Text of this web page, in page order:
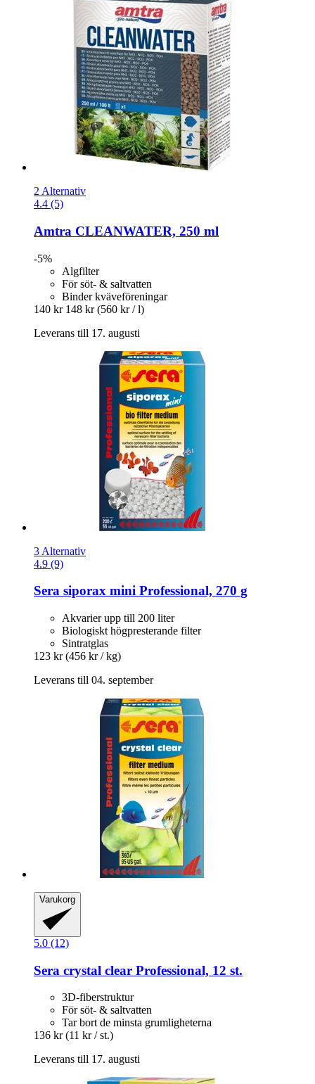
2 Alternativ
4.4 (5)
Amtra CLEANWATER, 250 ml
-5%
Algfilter
För söt- & saltvatten
Binder kväveföreningar
140 kr 148 kr (560 kr / l)
Leverans till 17. augusti
3 Alternativ
4.9 (9)
Sera siporax mini Professional, 270 g
Akvarier upp till 200 liter
Biologiskt högpresterande filter
Sintratglas
123 kr (456 kr / kg)
Leverans till 04. september
Varukorg
5.0 (12)
Sera crystal clear Professional, 12 st.
3D-fiberstruktur
För söt- & saltvatten
Tar bort de minsta grumligheterna
136 kr (11 kr / st.)
Leverans till 17. augusti